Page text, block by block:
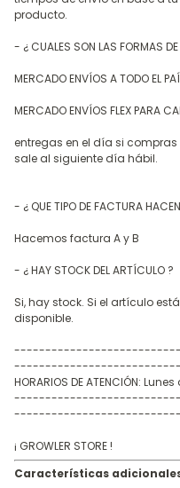
producto.
- ¿ CUALES SON LAS FORMAS
MERCADO ENVÍOS A TODO EL
MERCADO ENVÍOS FLEX PARA
entregas en el día si compras
sale al siguiente día hábil.
- ¿ QUE TIPO DE FACTURA
Hacemos factura A y B
- ¿ HAY STOCK DEL ARTÍCULO ?
Si, hay stock. Si el artículo
disponible.
HORARIOS DE ATENCIÓN:
¡ GROWLER STORE !
Características